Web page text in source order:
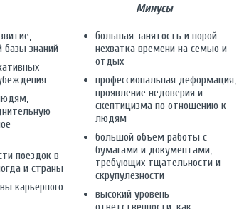
Минусы
базы знаний
поездок в
и страны
карьерного
большая занятость и порой
нехватка времени на семью и
отдых
профессиональная деформация,
проявление недоверия и
скептицизма по отношению к
людям
большой объем работы с
бумагами и документами,
требующих тщательности и
скрупулезности
высокий уровень